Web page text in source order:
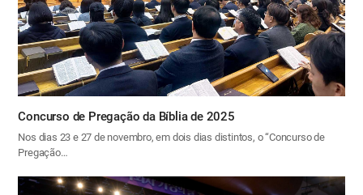
Concurso de Pregação da Bíblia de 2025
Nos dias 23 e 27 de novembro, em dois dias distintos, o “Concurso de
Pregação…